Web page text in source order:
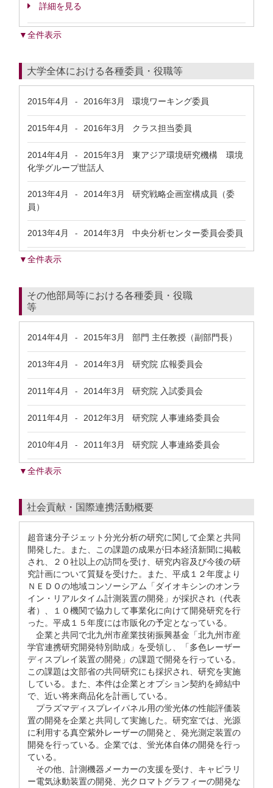
詳細を見る
▼全件表示
大学全体における各種委員・役職等
2015年4月 - 2016年3月 環境ワーキング委員
2015年4月 - 2016年3月 クラス担当委員
2014年4月 - 2015年3月
東アジア環境研究機構 環境
化学グループ世話人
2013年4月 - 2014年3月
研究戦略企画室構成員（委
員）
2013年4月 - 2014年3月 中央分析センター委員会委員
▼全件表示
その他部局等における各種委員・役職
等
2014年4月 - 2015年3月 部門 主任教授（副部門長）
2013年4月 - 2014年3月 研究院 広報委員会
2011年4月 - 2014年3月 研究院 入試委員会
2011年4月 - 2012年3月 研究院 人事連絡委員会
2010年4月 - 2011年3月 研究院 人事連絡委員会
▼全件表示
社会貢献・国際連携活動概要
超音速分子ジェット分光分析の研究に関して企業と共同
開発した。また、この課題の成果が日本経済新聞に掲載
され、２０社以上の訪問を受け、研究内容及び今後の研
究計画について質疑を受けた。また、平成１２年度より
ＮＥＤＯの地域コンソーシアム「ダイオキシンのオンラ
イン・リアルタイム計測装置の開発」が採択され（代表
者）、１０機関で協力して事業化に向けて開発研究を行
った。平成１５年度には市販化の予定となっている。
企業と共同で北九州市産業技術振興基金「北九州市産
学官連携研究開発特別助成」を受領し、「多色レーザー
ディスプレイ装置の開発」の課題で開発を行っている。
この課題は文部省の共同研究にも採択され、研究を実施
している。また、本件は企業とオプション契約を締結中
で、近い将来商品化を計画している。
プラズマディスプレイパネル用の蛍光体の性能評価装
置の開発を企業と共同して実施した。研究室では、光源
に利用する真空紫外レーザーの開発と、発光測定装置の
開発を行っている。企業では、蛍光体自体の開発を行っ
ている。
その他、計測機器メーカーの支援を受け、キャピラリ
ー電気泳動装置の開発、光クロマトグラフィーの開発な